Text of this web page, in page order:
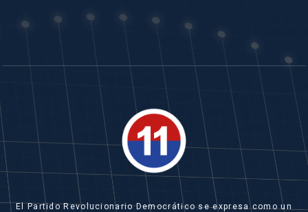
El Partido Revolucionario Democrático se expresa como un